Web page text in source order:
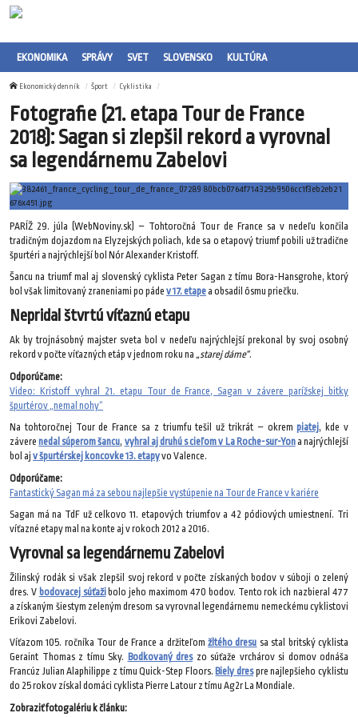
EKONOMIKA SPRÁVY SVET SLOVENSKO KULTÚRA
Ekonomický denník Šport Cyklistika
Fotografie (21. etapa Tour de France
2018): Sagan si zlepšil rekord a vyrovnal
sa legendárnemu Zabelovi
PARÍŽ 29. júla (WebNoviny.sk) – Tohtoročná Tour de France sa v nedeľu končila
tradičným dojazdom na Elyzejských poliach, kde sa o etapový triumf pobili už tradične
špurtéri a najrýchlejší bol Nór Alexander Kristoff.
Šancu na triumf mal aj slovenský cyklista Peter Sagan z tímu Bora-Hansgrohe, ktorý
bol však limitovaný zraneniami po páde v 17. etapea obsadil ôsmu priečku.
Nepridal štvrtú víťaznú etapu
Ak by trojnásobný majster sveta bol v nedeľu najrýchlejší prekonal by svoj osobný
rekord v počte víťazných etáp v jednom roku na „starej dáme“.
Odporúčame:
Video: Kristoff vyhral 21. etapu Tour de France, Sagan v závere parížskej bitky
špurtérov „nemal nohy“
Na tohtoročnej Tour de France sa z triumfu tešil už trikrát – okrempiatej, kde v
záverenedal súperom šancu, vyhral aj druhú s cieľom v La Roche-sur-Yona najrýchlejší
bol aj v špurtérskej koncovke 13. etapyvo Valence.
Odporúčame:
Fantastický Sagan má za sebou najlepšie vystúpenie na Tour de France v kariére
Sagan má na TdF už celkovo 11. etapových triumfov a 42 pódiových umiestnení. Tri
víťazné etapy mal na konte aj v rokoch 2012 a 2016.
Vyrovnal sa legendárnemu Zabelovi
Žilinský rodák si však zlepšil svoj rekord v počte získaných bodov v súboji o zelený
dres. V bodovacej súťažibolo jeho maximom 470 bodov. Tento rok ich nazbieral 477
a získaným šiestym zeleným dresom sa vyrovnal legendárnemu nemeckému cyklistovi
Erikovi Zabelovi.
Víťazom 105. ročníka Tour de France a držiteľomžltého dresu sa stal britský cyklista
Geraint Thomas z tímu Sky. Bodkovaný dreszo súťaže vrchárov si domov odnáša
Francúz Julian Alaphilippe z tímu Quick-Step Floors. Biely drespre najlepšieho cyklistu
do 25 rokov získal domáci cyklista Pierre Latour z tímu Ag2r La Mondiale.
Zobraziť fotogalériu k článku: